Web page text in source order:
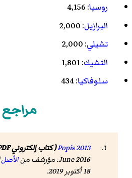
روسيا: 4,156
البرازيل: 2,000
تشيلي: 2,000
التشيك: 1,801
سلوفاكيا: 434
مراجع
Popis 2013( كتاب إلكتروني PDF )
June 2016. مؤرشف من
الأصل
18 أكتوبر 2019
.